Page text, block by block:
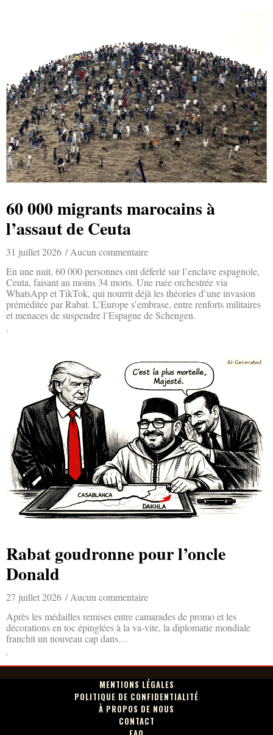
60 000 migrants marocains à
l’assaut de Ceuta
31 juillet 2026
Aucun commentaire
En une nuit, 60 000 personnes ont déferlé sur l’enclave espagnole,
Ceuta, faisant au moins 34 morts. Une ruée orchestrée via
WhatsApp et TikTok, qui nourrit déjà les théories d’une invasion
préméditée par Rabat. L’Europe s’embrase, entre renforts militaires
et menaces de suspendre l’Espagne de Schengen.
Rabat goudronne pour l’oncle
Donald
27 juillet 2026
Aucun commentaire
Après les médailles remises entre camarades de promo et les
décorations en toc épinglées à la va-vite, la diplomatie mondiale
franchit un nouveau cap dans…
MENTIONS LÉGALES
POLITIQUE DE CONFIDENTIALITÉ
À PROPOS DE NOUS
CONTACT